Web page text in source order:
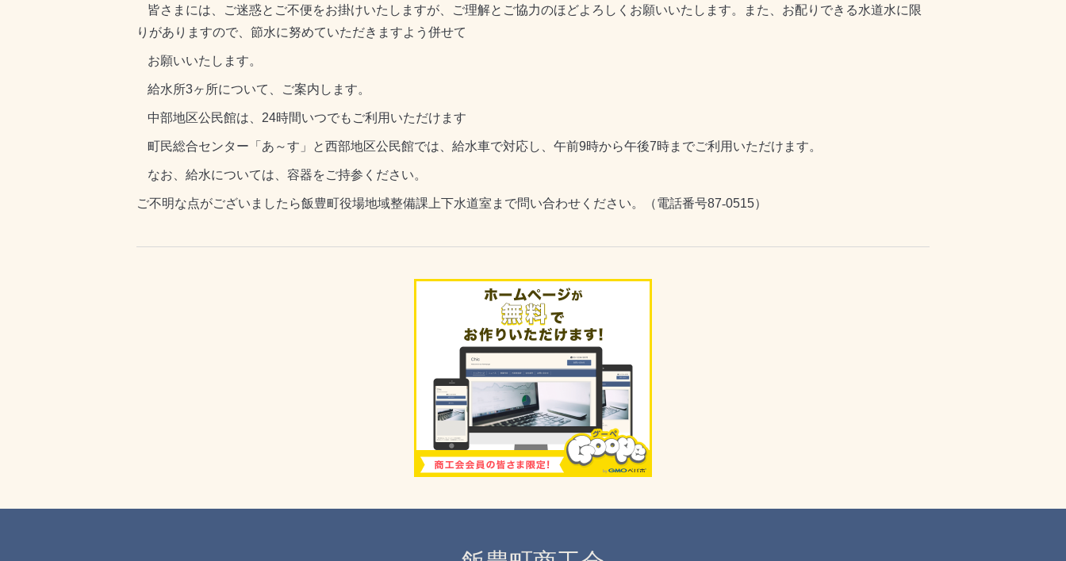
皆さまには、ご迷惑とご不便をお掛けいたしますが、ご理解とご協力のほどよろしくお願いいたします。また、お配りできる水道水に限
りがありますので、節水に努めていただきますよう併せて
お願いいたします。
給水所3ヶ所について、ご案内します。
中部地区公民館は、 24時間いつでもご利用いただけます
町民総合センター「あ～す」と西部地区公民館では、給水車で対応し、午前9時から午後7時までご利用いただけます。
なお、給水については、容器をご持参ください。
ご不明な点がございましたら飯豊町役場地域整備課上下水道室まで問い合わせください。（電話番号87‐0515）